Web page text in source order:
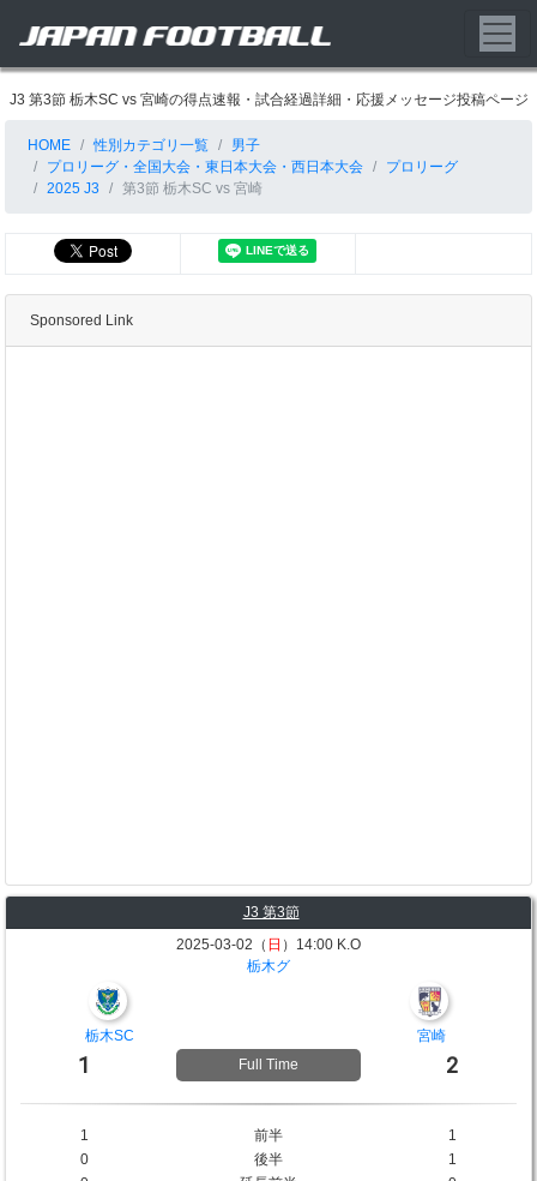
J3 第3節 栃木SC vs 宮崎の得点速報・試合経過詳細・応援メッセージ投稿ページ
HOME 性別カテゴリ一覧
男子
プロリーグ・全国大会・東日本大会・西日本大会
プロリーグ
2025 J3
第3節 栃木SC vs 宮崎
Sponsored Link
J3 第3節
2025-03-02（ 日 ）14:00 K.O
栃木グ
栃木SC 宮崎
1 Full Time 2
1 前半
1
0
後半
1